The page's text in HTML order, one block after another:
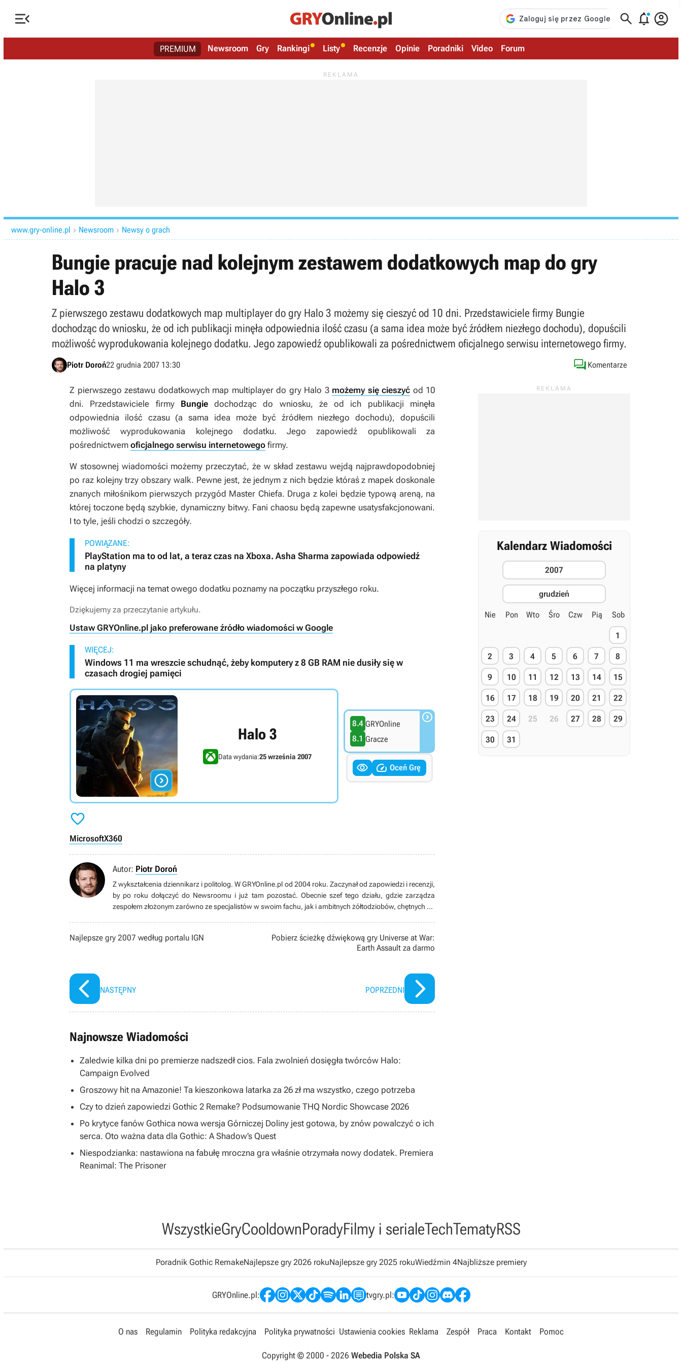
   
PREMIUM Newsroom Gry Rankingi Listy Recenzje Opinie Poradniki Video Forum
www.gry-online.pl  Newsroom  Newsy o grach
Bungie pracuje nad kolejnym zestawem dodatkowych map do gry
Halo 3
Z pierwszego zestawu dodatkowych map multiplayer do gry Halo 3 możemy się cieszyć od 10 dni. Przedstawiciele firmy Bungie
dochodząc do wniosku, że od ich publikacji minęła odpowiednia ilość czasu (a sama idea może być źródłem niezłego dochodu), dopuścili
możliwość wyprodukowania kolejnego dodatku. Jego zapowiedź opublikowali za pośrednictwem oficjalnego serwisu internetowego firmy.
Piotr Doroń22 grudnia 2007 13:30  Komentarze
Z pierwszego zestawu dodatkowych map multiplayer do gry Halo 3 możemy się cieszyć od 10
dni. Przedstawiciele firmy Bungiedochodząc do wniosku, że od ich publikacji minęła
odpowiednia ilość czasu (a sama idea może być źródłem niezłego dochodu), dopuścili
możliwość wyprodukowania kolejnego dodatku. Jego zapowiedź opublikowali za
pośrednictwem oficjalnego serwisu internetowego firmy.
W stosownej wiadomości możemy przeczytać, że w skład zestawu wejdą najprawdopodobniej
po raz kolejny trzy obszary walk. Pewne jest, że jednym z nich będzie któraś z mapek doskonale
znanych miłośnikom pierwszych przygód Master Chiefa. Druga z kolei będzie typową areną, na
której toczone będą szybkie, dynamiczny bitwy. Fani chaosu będą zapewne usatysfakcjonowani.
I to tyle, jeśli chodzi o szczegóły.
POWIĄZANE:
PlayStation ma to od lat, a teraz czas na Xboxa. Asha Sharma zapowiada odpowiedź
na platyny
Więcej informacji na temat owego dodatku poznamy na początku przyszłego roku.
Dziękujemy za przeczytanie artykułu.
Ustaw GRYOnline.pl jako preferowane źródło wiadomości w Google
WIĘCEJ:
Windows 11 ma wreszcie schudnąć, żeby komputery z 8 GB RAM nie dusiły się w
czasach drogiej pamięci

Halo 3
Data wydania:25 września 2007
8.4 GRYOnline
8.1 Gracze

  Oceń Grę

MicrosoftX360
Autor: Piotr Doroń
Z wykształcenia dziennikarz i politolog. W GRYOnline.pl od 2004 roku. Zaczynał od zapowiedzi i recenzji,
by po roku dołączyć do Newsroomu i już tam pozostać. Obecnie szef tego działu, gdzie zarządza
zespołem złożonym zarówno ze specjalistów w swoim fachu, jak i ambitnych żółtodziobów, chętnych do
gier (długo by wymieniać ulubione gatunki), Internetu, dobrej książki sci-fi i fantasy, nie pogardzi również
dopieszczonym serialem lub filmem. Mąż, ojciec trójki dzieci, esteta, zwolennik umiaru w życiu
Najlepsze gry 2007 według portalu IGN
NASTĘPNY
Pobierz ścieżkę dźwiękową gry Universe at War:
Earth Assault za darmo
POPRZEDNI
Najnowsze Wiadomości
Zaledwie kilka dni po premierze nadszedł cios. Fala zwolnień dosięgła twórców Halo:
Campaign Evolved
Groszowy hit na Amazonie! Ta kieszonkowa latarka za 26 zł ma wszystko, czego potrzeba
Czy to dzień zapowiedzi Gothic 2 Remake? Podsumowanie THQ Nordic Showcase 2026
Po krytyce fanów Gothica nowa wersja Górniczej Doliny jest gotowa, by znów powalczyć o ich
serca. Oto ważna data dla Gothic: A Shadow’s Quest
Niespodzianka: nastawiona na fabułę mroczna gra właśnie otrzymała nowy dodatek. Premiera
Reanimal: The Prisoner
Kalendarz Wiadomości
2007
grudzień
Nie Pon Wto Śro Czw Pią Sob
1
2 3 4 5 6 7 8
9 10 11 12 13 14 15
16 17 18 19 20 21 22
23 24 25 26 27 28 29
30 31
WszystkieGryCooldownPoradyFilmy i serialeTechTematyRSS
Poradnik Gothic RemakeNajlepsze gry 2026 rokuNajlepsze gry 2025 rokuWiedźmin 4Najbliższe premiery
GRYOnline.pl: tvgry.pl:
O nas Regulamin Polityka redakcyjna Polityka prywatności Ustawienia cookies Reklama Zespół Praca Kontakt Pomoc
Copyright © 2000 - 2026 Webedia Polska SA